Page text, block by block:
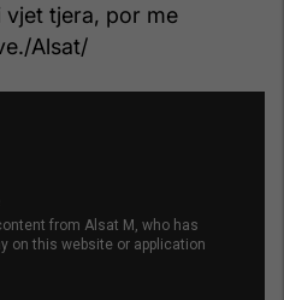
vjet tjera, por me
Alsat/